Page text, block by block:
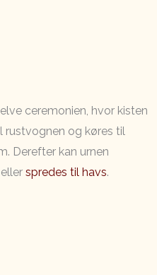
ceremonien, hvor kisten
rustvognen og køres til
Derefter kan urnen
spredes til havs.